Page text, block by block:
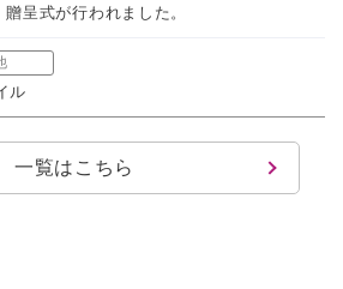
呈式が行われました。
ル
一覧はこちら